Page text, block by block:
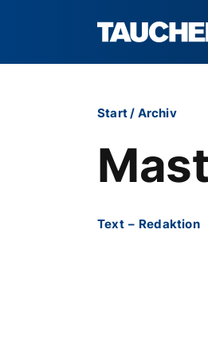
Start/ Archiv
Text – Redaktion